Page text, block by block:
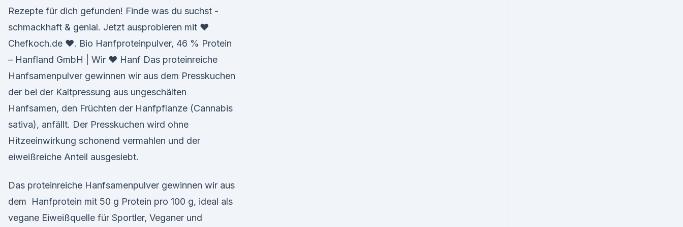
Rezepte für dich gefunden! Finde was du suchst -
schmackhaft & genial. Jetzt ausprobieren mit ♥
Chefkoch.de ♥. Bio Hanfproteinpulver, 46 % Protein
– Hanfland GmbH | Wir ♥ Hanf Das proteinreiche
Hanfsamenpulver gewinnen wir aus dem Presskuchen
der bei der Kaltpressung aus ungeschälten
Hanfsamen, den Früchten der Hanfpflanze (Cannabis
sativa), anfällt. Der Presskuchen wird ohne
Hitzeeinwirkung schonend vermahlen und der
eiweißreiche Anteil ausgesiebt.
Das proteinreiche Hanfsamenpulver gewinnen wir aus
dem Hanfprotein mit 50 g Protein pro 100 g, ideal als
vegane Eiweißquelle für Sportler, Veganer und